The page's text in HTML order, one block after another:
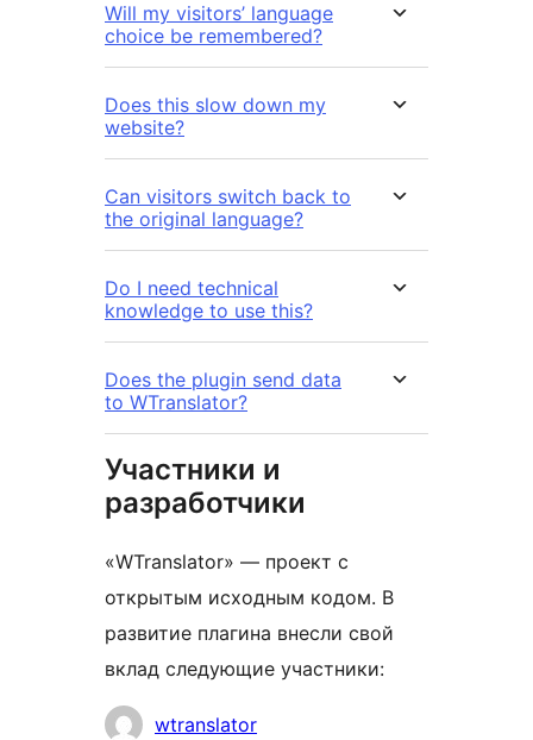
Will my visitors’ language
choice be remembered?
Does this slow down my
website?
Can visitors switch back to
the original language?
Do I need technical
knowledge to use this?
Does the plugin send data
to WTranslator?
Участники и
разработчики
«WTranslator» — проект с
открытым исходным кодом. В
развитие плагина внесли свой
вклад следующие участники:
Участникиwtranslator